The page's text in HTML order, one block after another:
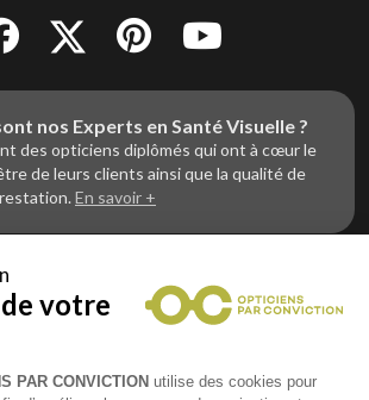
nos Experts en Santé Visuelle ?
des opticiens diplômés qui ont à cœur le
de leurs clients ainsi que la qualité de
En savoir +
êtes un professionnel de la vue et
souhaitez nous rejoindre ?
Alliance Optic, la centrale d’achats et
des opticiens indépendants
votre
PAR CONVICTION utilise des cookies pour